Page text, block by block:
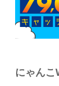
にゃんこ